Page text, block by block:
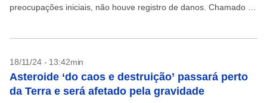
preocupações iniciais, não houve registro de danos. Chamado de
18/11/24 - 13:42min
Asteroide ‘do caos e destruição’ passará perto
da Terra e será afetado pela gravidade